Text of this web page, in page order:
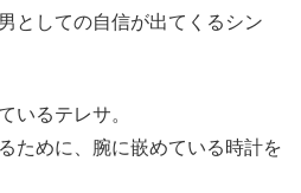
としての自信が出てくるシン
いるテレサ。
ために、腕に嵌めている時計を